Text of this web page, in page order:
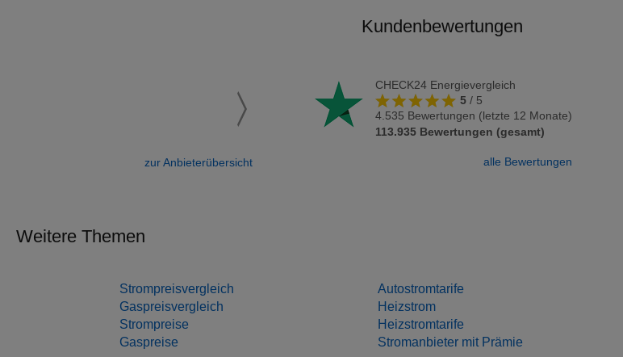
zur Anbieterübersicht
Kundenbewertungen
CHECK24 Energievergleich
5/ 5
4.535 Bewertungen (letzte 12 Monate)
113.935Bewertungen (gesamt)
alle Bewertungen
Weitere Themen
Strompreisvergleich
Gaspreisvergleich
Strompreise
Gaspreise
Autostromtarife
Heizstrom
Heizstromtarife
Stromanbieter mit Prämie